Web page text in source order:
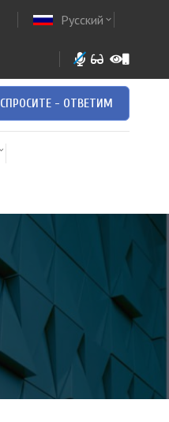
Русский expand_more
СПРОСИТЕ - ОТВЕТИМ